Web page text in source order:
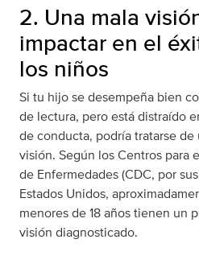
2. Una mala
impactar en el
los niños
Si tu hijo se desempeña bien
de lectura, pero está distraído
de conducta, podría tratarse
visión. Según los Centros para
de Enfermedades (CDC, por
Estados Unidos,
menores de 18 años tienen un
visión diagnosticado.